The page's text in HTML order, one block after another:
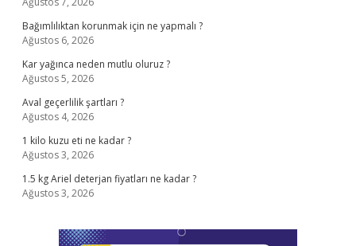
Bağımlılıktan korunmak için ne yapmalı ?
Ağustos 6, 2026
Kar yağınca neden mutlu oluruz ?
Ağustos 5, 2026
Aval geçerlilik şartları ?
Ağustos 4, 2026
1 kilo kuzu eti ne kadar ?
Ağustos 3, 2026
1.5 kg Ariel deterjan fiyatları ne kadar ?
Ağustos 3, 2026